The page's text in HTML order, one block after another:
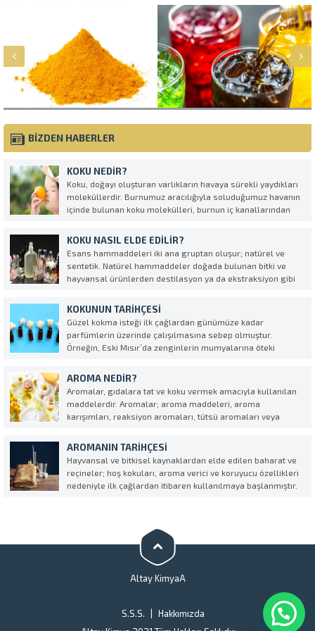
BİZDEN HABERLER
KOKU NEDIR?
Koku, doğayı oluşturan varlıkların havaya sürekli yaydıkları
moleküllerdir. Burnumuz aracılığıyla soluduğumuz havanın
içinde bulunan koku molekülleri, burnun iç kanallarından
alma dediğimiz olay gerçekleşmiş olur.
KOKU NASIL ELDE EDILIR?
Esans hammaddeleri iki ana gruptan oluşur; natürel ve
sentetik. Natürel hammaddeler doğada bulunan bitki ve
hayvansal ürünlerden destilasyon ya da ekstraksiyon gibi
reaksiyonlar sonucu elde edilir. Natürel ve sentetik
hammaddelerin değişik oranlarda karıştırılarak...
KOKUNUN TARIHÇESI
Güzel kokma isteği ilk çağlardan günümüze kadar
parfümlerin üzerinde çalışılmasına sebep olmuştur.
Örneğin, Eski Mısır’da zenginlerin mumyalarına öteki
söylenir. Eski Yunan’da ise kadınların vücutlarını aromatik
yağlarla ovduklarından bahsedilir. Roma İmparatorluğu
döneminde “per fum...
AROMA NEDIR?
Aromalar, gıdalara tat ve koku vermek amacıyla kullanılan
maddelerdir. Aromalar; aroma maddeleri, aroma
karışımları, reaksiyon aromaları, tütsü aromaları veya
özelliği taşıyan, tanımlanmış maddelerdir. Elde ediliş
yönetemlerine göre üç çeşit aroma maddesi bulunmaktadır:
•...
AROMANIN TARIHÇESI
Hayvansal ve bitkisel kaynaklardan elde edilen baharat ve
reçineler; hoş kokuları, aroma verici ve koruyucu özellikleri
nedeniyle ilk çağlardan itibaren kullanılmaya başlanmıştır.
Altay KimyaA
S.S.S.
Hakkımızda